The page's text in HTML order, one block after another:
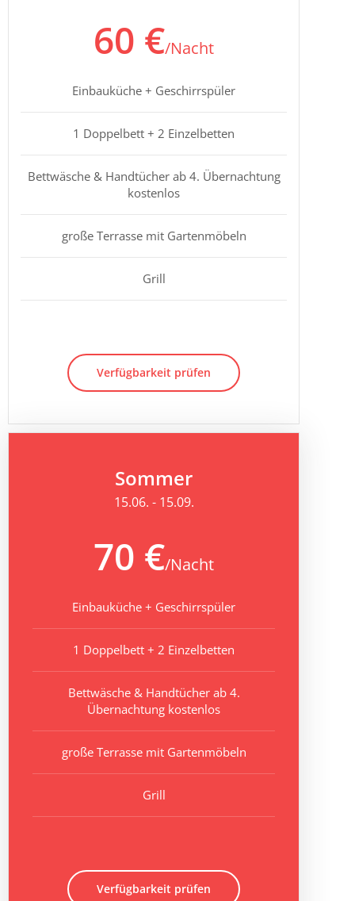
60 €/Nacht
Einbauküche + Geschirrspüler
1 Doppelbett + 2 Einzelbetten
Bettwäsche & Handtücher ab 4. Übernachtung
kostenlos
große Terrasse mit Gartenmöbeln
Grill
Verfügbarkeit prüfen
Sommer
15.06. - 15.09.
70 €/Nacht
Einbauküche + Geschirrspüler
1 Doppelbett + 2 Einzelbetten
Bettwäsche & Handtücher ab 4.
Übernachtung kostenlos
große Terrasse mit Gartenmöbeln
Grill
Verfügbarkeit prüfen